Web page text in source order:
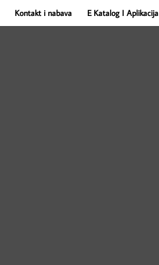
Kontakt i nabava E Katalog I Aplikacija